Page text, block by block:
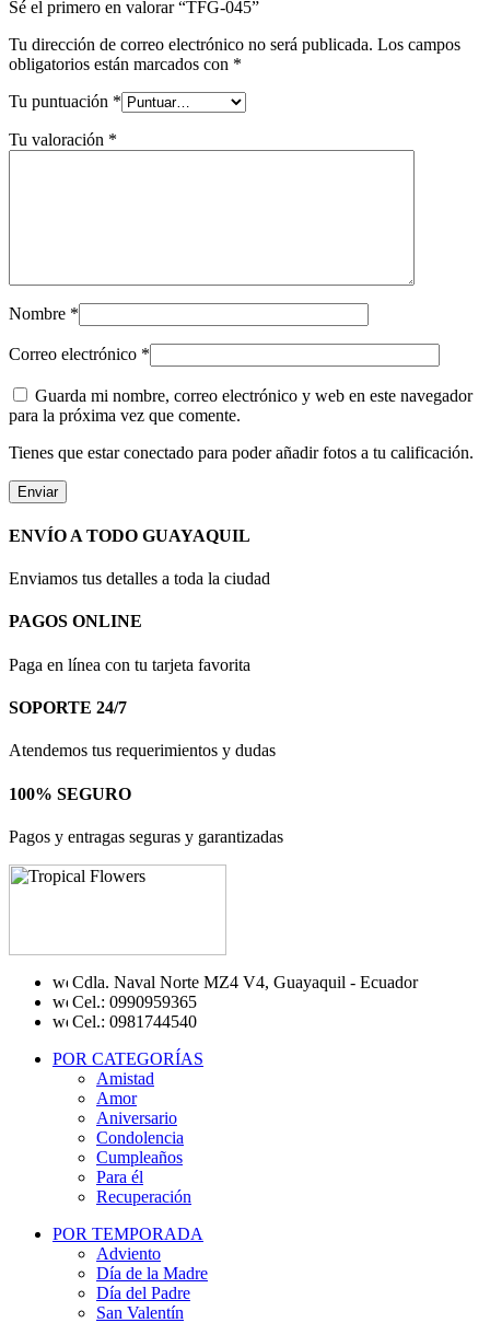
Sé el primero en valorar “TFG-045”
Tu dirección de correo electrónico no será publicada. Los campos
obligatorios están marcados con *
Tu puntuación *
Tu valoración *
Nombre *
Correo electrónico *
Guarda mi nombre, correo electrónico y web en este navegador
para la próxima vez que comente.
Tienes que estar conectado para poder añadir fotos a tu calificación.
ENVÍO A TODO GUAYAQUIL
Enviamos tus detalles a toda la ciudad
PAGOS ONLINE
Paga en línea con tu tarjeta favorita
SOPORTE 24/7
Atendemos tus requerimientos y dudas
100% SEGURO
Pagos y entragas seguras y garantizadas
Cdla. Naval Norte MZ4 V4, Guayaquil - Ecuador
Cel.: 0990959365
Cel.: 0981744540
POR CATEGORÍAS
Amistad
Amor
Aniversario
Condolencia
Cumpleaños
Para él
Recuperación
POR TEMPORADA
Adviento
Día de la Madre
Día del Padre
San Valentín